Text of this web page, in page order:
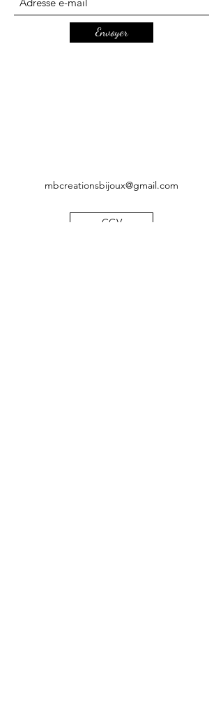
Envoyer
mbcreationsbijoux@gmail.com
CGV